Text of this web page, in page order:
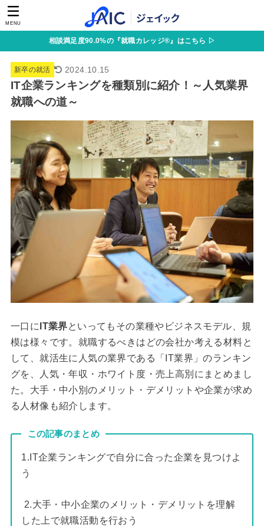
MENU
相談満足度90.0%の『就職カレッジ®』はこちら ▷
新卒の就活 2024.10.15
IT企業ランキングを種類別に紹介！～人気業界
就職への道～
一口に IT業界といってもその業種やビジネスモデル、規
模は様々です。就職するべきはどの会社か考える材料と
して、就活生に人気の業界である「IT業界」のランキン
グを、人気・年収・ホワイト度・売上高別にまとめまし
た。大手・中小別のメリット・デメリットや企業が求め
る人材像も紹介します。
この記事のまとめ
1.IT企業ランキングで自分に合った企業を見つけよ
う
2.大手・中小企業のメリット・デメリットを理解
した上で就職活動を行おう